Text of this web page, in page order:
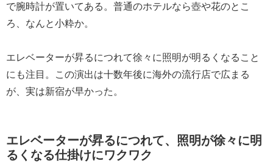
で腕時計が置いてある。普通のホテルなら壺や花のとこ
ろ、なんと小粋か。
エレベーターが昇るにつれて徐々に照明が明るくなること
にも注目。この演出は十数年後に海外の流行店で広まる
が、実は新宿が早かった。
エレベーターが昇るにつれて、照明が徐々に明
るくなる仕掛けにワクワク